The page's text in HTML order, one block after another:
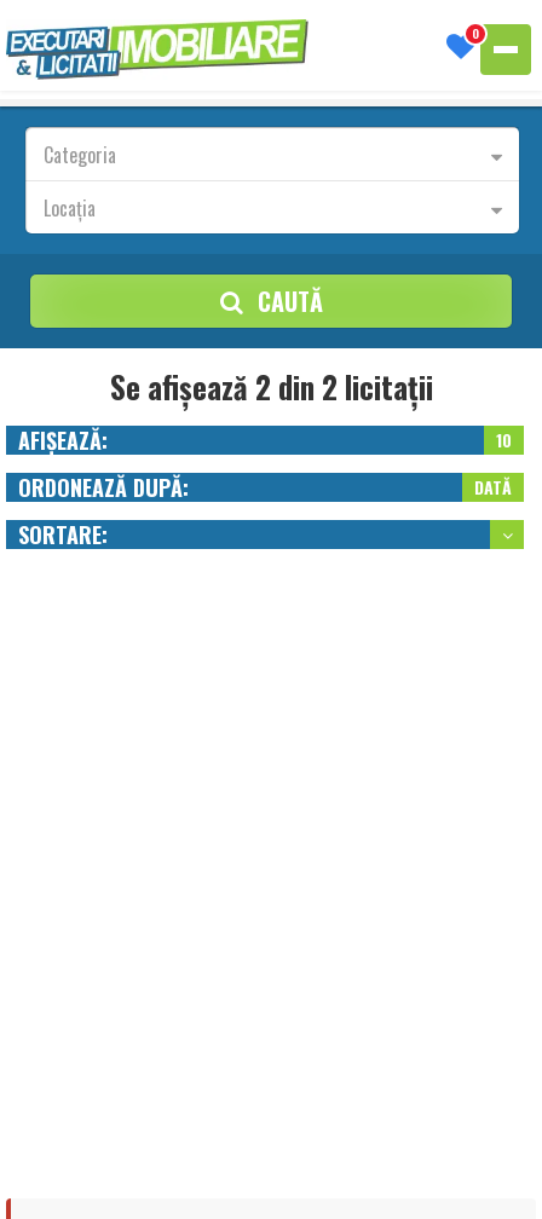
0
Categoria
Locația
CAUTĂ
Se afișează 2 din 2 licitații
AFIȘEAZĂ: 10
ORDONEAZĂ DUPĂ: DATĂ
SORTARE: